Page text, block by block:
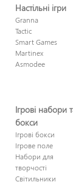
Настільні ігри
Granna
Tactic
Smart Games
Martinex
Asmodee
Ігрові набори
бокси
Ігрові бокси
Ігрове поле
Набори для
творчості
Світильники